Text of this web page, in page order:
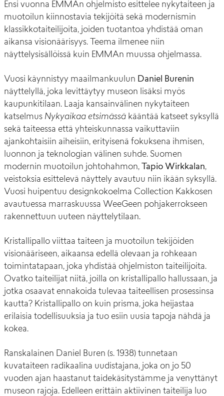
Ensi vuonna EMMAn ohjelmisto esittelee nykytaiteen ja
muotoilun kiinnostavia tekijöitä sekä modernismin
klassikkotaiteilijoita, joiden tuotantoa yhdistää oman
aikansa visionäärisyys. Teema ilmenee niin
näyttelysisällöissä kuin EMMAn muussa ohjelmassa.
Vuosi käynnistyy maailmankuulun Daniel Burenin
näyttelyllä, joka levittäytyy museon lisäksi myös
kaupunkitilaan. Laaja kansainvälinen nykytaiteen
katselmus Nykyaikaa etsimässä kääntää katseet syksyllä
sekä taiteessa että yhteiskunnassa vaikuttaviin
ajankohtaisiin aiheisiin, erityisenä fokuksena ihmisen,
luonnon ja teknologian välinen suhde. Suomen
modernin muotoilun johtohahmon,
Tapio Wirkkalan,
veistoksia esittelevä näyttely avautuu niin ikään syksyllä.
Vuosi huipentuu designkokoelma Collection Kakkosen
avautuessa marraskuussa WeeGeen pohjakerrokseen
rakennettuun uuteen näyttelytilaan.
Kristallipallo viittaa taiteen ja muotoilun tekijöiden
visionääriseen, aikaansa edellä olevaan ja rohkeaan
toimintatapaan, joka yhdistää ohjelmiston taiteilijoita.
Ovatko taiteilijat niitä, joilla on kristallipallo hallussaan, ja
jotka osaavat ennakoida tulevaa taiteellisen prosessinsa
kautta? Kristallipallo on kuin prisma, joka heijastaa
erilaisia todellisuuksia ja tuo esiin uusia tapoja nähdä ja
kokea.
Ranskalainen Daniel Buren (s. 1938) tunnetaan
kuvataiteen radikaalina uudistajana, joka on jo 50
vuoden ajan haastanut taidekäsitystämme ja venyttänyt
museon rajoja. Edelleen erittäin aktiivinen taiteilija luo